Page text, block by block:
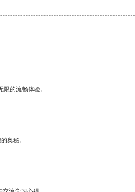
的流畅体验。
奥秘。